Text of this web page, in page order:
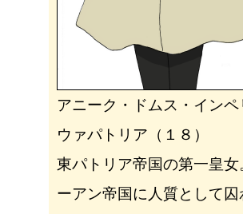
アニーク・ドムス・イン
ウァパトリア（１８）
東パトリア帝国の第一皇
ーアン帝国に人質として